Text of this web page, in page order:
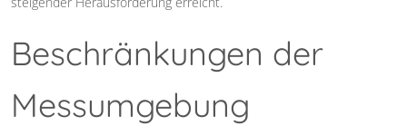
Beschränkungen der
Messumgebung